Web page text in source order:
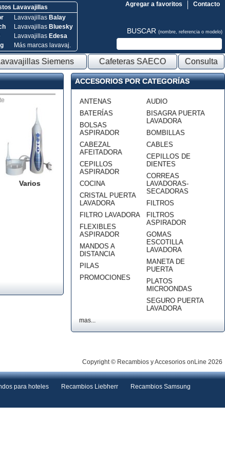
Lavavajillas
Lavavajillas Balay
Lavavajillas Bluesky
Lavavajillas Edesa
Más marcas lavavaj.
Contacto
Agregar a favoritos
BUSCAR (nombre, referencia o modelo)
Siemens Cafeteras SAECO Consulta
Varios
ACCESORIOS POR CATEGORÍAS
ANTENAS
BATERÍAS
BOLSAS
ASPIRADOR
CABEZAL
AFEITADORA
CEPILLOS
ASPIRADOR
COCINA
CRISTAL PUERTA
LAVADORA
FILTRO LAVADORA
FLEXIBLES
ASPIRADOR
MANDOS A
DISTANCIA
PILAS
PROMOCIONES
AUDIO
BISAGRA PUERTA
LAVADORA
BOMBILLAS
CABLES
CEPILLOS DE
DIENTES
CORREAS
LAVADORAS-
SECADORAS
FILTROS
FILTROS
ASPIRADOR
GOMAS
ESCOTILLA
LAVADORA
MANETA DE
PUERTA
PLATOS
MICROONDAS
SEGURO PUERTA
LAVADORA
mas...
Copyright © Recambios y Accesorios onLine 2026
para hoteles Recambios Liebherr
Recambios Samsung